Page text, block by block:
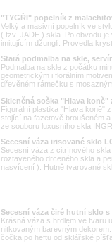
"TYGŘI" popelník z
Velký a masivní popelník ve
( tzv. JADE ) skla. Po obvodu
imitujícím džungli. Provedla
Stará podmalba na skle,
Podmalba na skle z počátku
geometrickým i florálním
dřevěném rámečku s
Skleněná soška "Hlava koně"
Figurální plastika "Hlava koně"
stojící na fazetově broušeném
ze souboru luxusního skla
Secesní váza irisované sklo
Secesní váza z citrínového
roztaveného drceného skla a
nasvícení ). Hutně tvarované
Secesní váza čiré hutní sklo
Krásná váza s hrdlem ve tvaru
nitkovaným barevným
čočka po heftu od sklářské